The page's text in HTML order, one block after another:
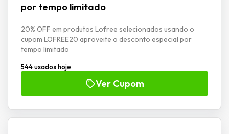
por tempo limitado
20% OFF em produtos Lofree selecionados usando o
cupom LOFREE20 aproveite o desconto especial por
tempo limitado
544 usados hoje
Ver Cupom